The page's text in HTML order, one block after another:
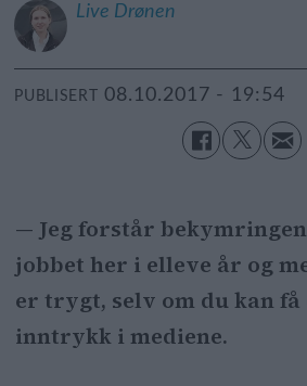
Live Drønen
PUBLISERT 08.10.2017 - 19:54
— Jeg forstår
jobbet her i elleve år og
er trygt, selv om du kan få
inntrykk i mediene.